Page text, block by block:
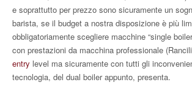
e soprattutto per prezzo sono sicuramente un
barista, se il budget a nostra disposizione è più
obbligatoriamente scegliere macchine “single
con prestazioni da macchina professionale
entry level ma sicuramente con tutti gli
tecnologia, del dual boiler appunto, presenta.